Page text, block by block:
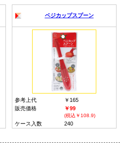
ベジカップスプーン
参考上代
￥165
販売価格
￥99
(税込￥108.9)
ケース入数 240